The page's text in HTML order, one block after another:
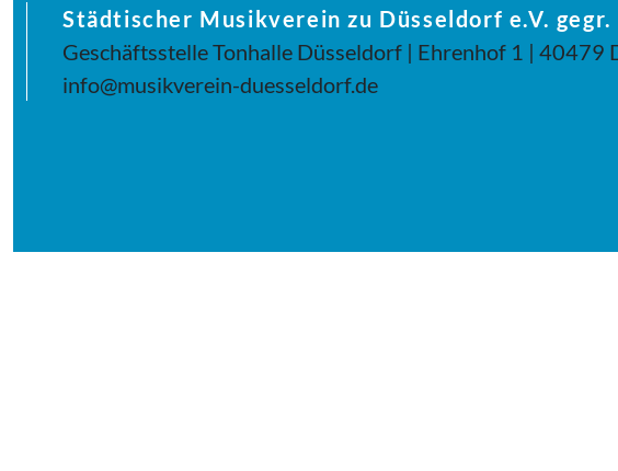
Städtischer Musikverein zu Düsseldorf e.V. gegr.
Geschäftsstelle Tonhalle Düsseldorf | Ehrenhof 1 | 40479
info@musikverein-duesseldorf.de